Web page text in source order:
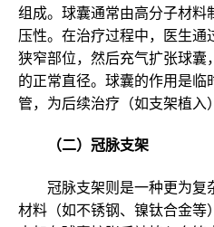
组成。球囊通常由高分子材料
压性。在治疗过程中，医生通
狭窄部位，然后充气扩张球囊
的正常直径。球囊的作用是临
管，为后续治疗（如支架植入
（二）冠脉支架
冠脉支架则是一种更为复
材料（如不锈钢、镍钛合金等